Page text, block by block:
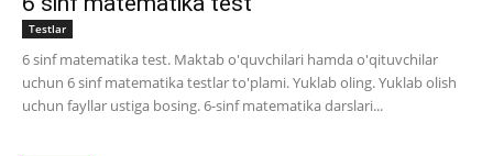
Testlar
6 sinf matematika test. Maktab o'quvchilari hamda o'qituvchilar
uchun 6 sinf matematika testlar to'plami. Yuklab oling. Yuklab olish
uchun fayllar ustiga bosing. 6-sinf matematika darslari...